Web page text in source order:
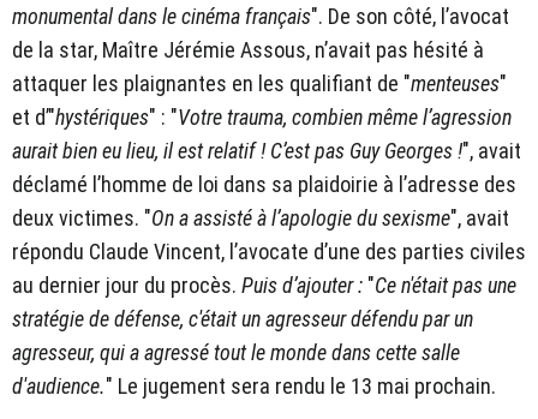
monumental dans le cinéma français". De son côté, l’avocat
de la star, Maître Jérémie Assous, n’avait pas hésité à
attaquer les plaignantes en les qualifiant de "menteuses"
et d’"hystériques" : "Votre trauma, combien même l’agression
aurait bien eu lieu, il est relatif ! C’est pas Guy Georges !", avait
déclamé l’homme de loi dans sa plaidoirie à l’adresse des
deux victimes. "On a assisté à l’apologie du sexisme", avait
répondu Claude Vincent, l’avocate d’une des parties civiles
au dernier jour du procès. Puis d’ajouter : "Ce n'était pas une
stratégie de défense, c'était un agresseur défendu par un
agresseur, qui a agressé tout le monde dans cette salle
d'audience." Le jugement sera rendu le 13 mai prochain.